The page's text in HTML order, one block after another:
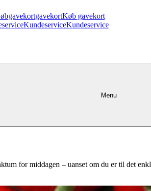
gavekortgavekortKøb gavekort
KundeserviceKundeservice
Menu
for middagen – uanset om du er til det